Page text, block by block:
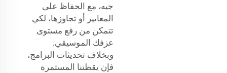
جيه، مع الحفاظ على
المعايير أو تجاوزها، لكي
تتمكن من رفع مستوى
عزفك الموسيقي.
وبخلاف تحديثات البرامج،
فإن يقظتنا المستمرة